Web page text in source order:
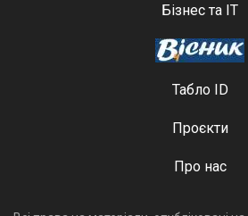
Бізнес та ІТ
Табло ID
Проєкти
Про нас